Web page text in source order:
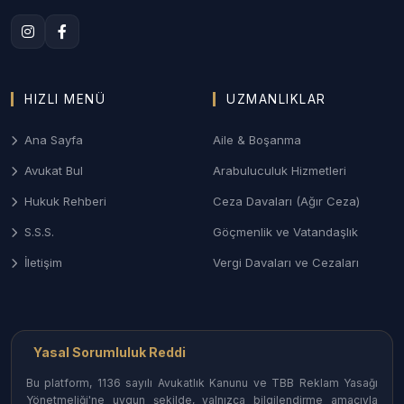
Bitlis Aile Mahkemeleri nezdinde; anlaşmalı veya
çekişmeli boşanma, nafaka, velayet ve ziynet eşyası
ecrimisil (haksız işgal tazminatı) talepleri.
4. İş Hukuku ve Alacak Tahsili
Bitlis’teki işletmelerde veya kamu projelerinde
HIZLI MENÜ
Ana Sayfa
Avukat Bul
Hukuk Rehberi
S.S.S.
İletişim
UZMANLIKLAR
Aile & Boşanma
Arabuluculuk Hizmetleri
Ceza Davaları (Ağır Ceza)
Göçmenlik ve Vatandaşlık
Vergi Davaları ve Cezaları
Yasal Sorumluluk Reddi
Bu platform, 1136 sayılı Avukatlık Kanunu ve TBB Reklam Yasağı
Yönetmeliği'ne uygun şekilde, yalnızca bilgilendirme amacıyla